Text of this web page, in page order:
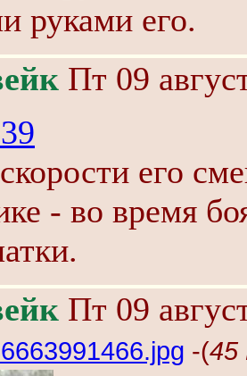
руками его.
Пт 09
его
- во время
Пт 09
-(45